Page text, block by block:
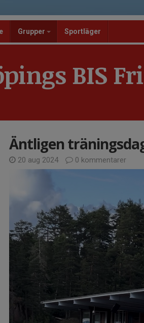
Grupper Sportläger
BIS
Äntligen
20 aug 2024 0 kommentarer